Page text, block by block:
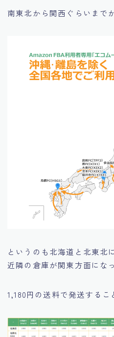
南東北から関西ぐらいまで
というのも北海道と北東北
近隣の倉庫が関東方面にな
1,180円の送料で発送するこ